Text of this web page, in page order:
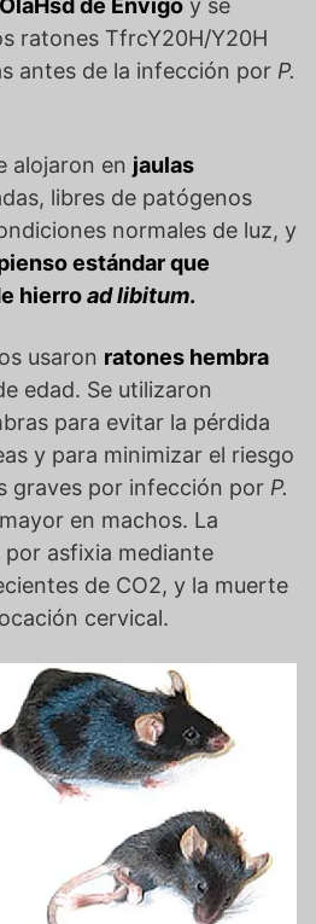
de Envigo y se
ratones TfrcY20H/Y20H
antes de la infección por P.
alojaron en jaulas
libres de patógenos
normales de luz, y
estándar que
hierroad libitum.
usaron ratones hembra
edad. Se utilizaron
para evitar la pérdida
y para minimizar el riesgo
graves por infección por P.
en machos. La
por asfixia mediante
de CO2, y la muerte
cervical.